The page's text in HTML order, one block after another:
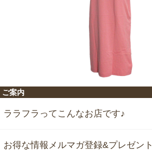
ご案内
ララフラってこんなお店です♪
お得な情報メルマガ登録&プレゼント